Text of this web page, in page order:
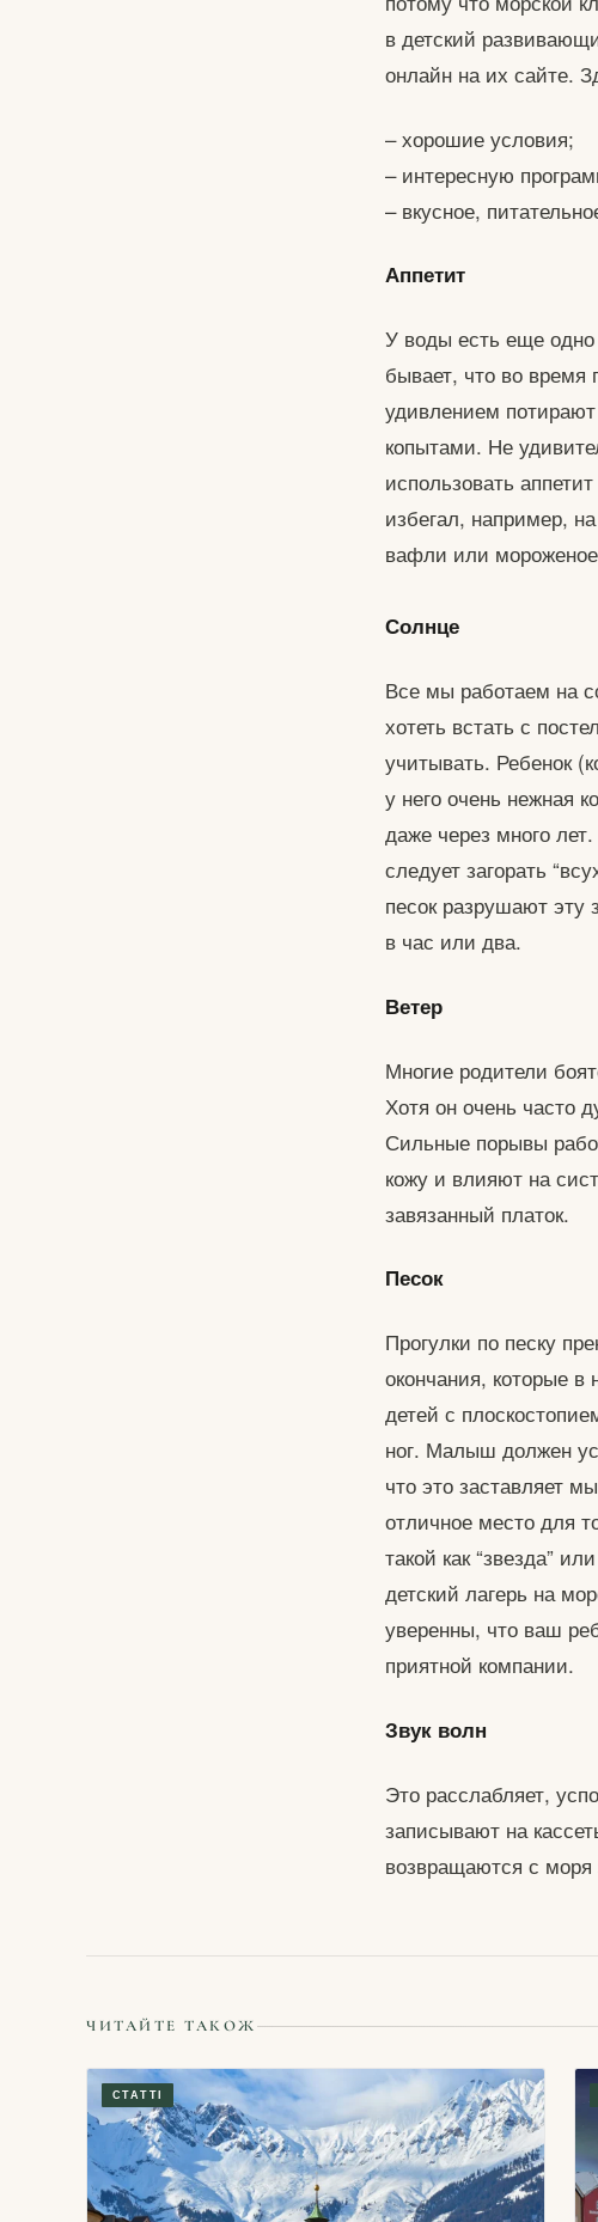
в детский
онлайн на их сайте.
– хорошие условия;
– интересную
– вкусное,
Аппетит
У воды есть еще одно
бывает, что во время
удивлением
копытами. Не
использовать
избегал, например,
вафли или
Солнце
Все мы работаем на
хотеть встать с
учитывать. Ребенок
у него очень нежная
даже через много
следует загорать
песок разрушают эту
в час или два.
Ветер
Многие родители
Хотя он очень часто
Сильные порывы
кожу и влияют на
завязанный платок.
Песок
Прогулки по песку
окончания, которые
детей с
ног. Малыш должен
что это заставляет
отличное место для
такой как “звезда”
детский лагерь на
уверенны, что ваш
приятной компании.
Звук волн
Это расслабляет,
записывают на
возвращаются с
ЧИТАЙТЕ ТАКОЖ
СТАТТІ